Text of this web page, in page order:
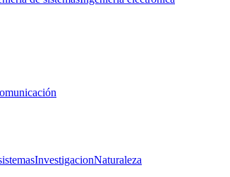
InvestigacionNaturaleza